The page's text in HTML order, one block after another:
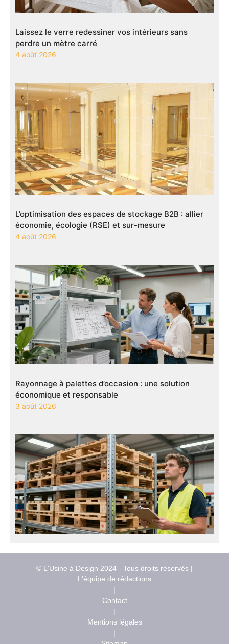
Laissez le verre redessiner vos intérieurs sans
perdre un mètre carré
4 août 2026
L’optimisation des espaces de stockage B2B : allier
économie, écologie (RSE) et sur-mesure
4 août 2026
Rayonnage à palettes d’occasion : une solution
économique et responsable
3 août 2026
© L'Usine à Design 2024 - Tous droits réservés |
L'équipe de rédactions
|
Contact
|
Mentions légales
|